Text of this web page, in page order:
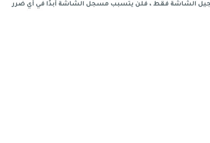
الشاشة فقط ، فلن يتسبب مسجل الشاشة أبدًا في أي ضرر